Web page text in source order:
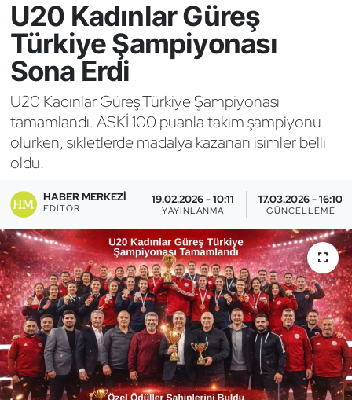
U20 Kadınlar Güreş
Türkiye Şampiyonası
Sona Erdi
U20 Kadınlar Güreş Türkiye Şampiyonası
tamamlandı. ASKİ 100 puanla takım şampiyonu
olurken, sıkletlerde madalya kazanan isimler belli
oldu.
HABER MERKEZI
EDITÖR
19.02.2026 - 10:11
YAYINLANMA
17.03.2026 - 16:10
GÜNCELLEME
Binicilik
Bisiklet
Bocce Bowling Dart
Boks
Briç
Buz Hokeyi
Buz Pateni
Çim Hokeyi
Cimnastik
Curling